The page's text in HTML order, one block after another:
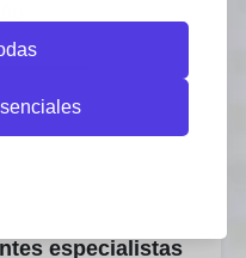
especialistas